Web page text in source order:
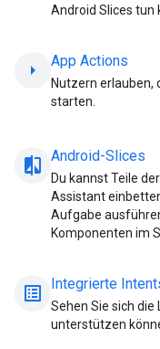
Android Slices tun
arrow_right App Actions
Nutzern erlauben,
starten.
Android-Slices
Du kannst Teile
Assistant
Aufgabe
Komponenten im
list_alt Integrierte
Sehen Sie sich
unterstützen